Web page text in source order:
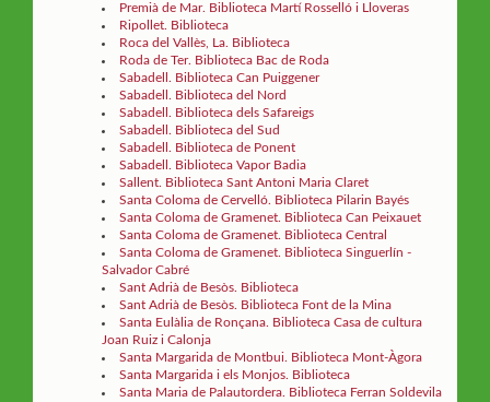
Premià de Mar. Biblioteca Martí Rosselló i Lloveras
Ripollet. Biblioteca
Roca del Vallès, La. Biblioteca
Roda de Ter. Biblioteca Bac de Roda
Sabadell. Biblioteca Can Puiggener
Sabadell. Biblioteca del Nord
Sabadell. Biblioteca dels Safareigs
Sabadell. Biblioteca del Sud
Sabadell. Biblioteca de Ponent
Sabadell. Biblioteca Vapor Badia
Sallent. Biblioteca Sant Antoni Maria Claret
Santa Coloma de Cervelló. Biblioteca Pilarin Bayés
Santa Coloma de Gramenet. Biblioteca Can Peixauet
Santa Coloma de Gramenet. Biblioteca Central
Santa Coloma de Gramenet. Biblioteca Singuerlín -
Salvador Cabré
Sant Adrià de Besòs. Biblioteca
Sant Adrià de Besòs. Biblioteca Font de la Mina
Santa Eulàlia de Ronçana. Biblioteca Casa de cultura
Joan Ruiz i Calonja
Santa Margarida de Montbui. Biblioteca Mont-Àgora
Santa Margarida i els Monjos. Biblioteca
Santa Maria de Palautordera. Biblioteca Ferran Soldevila